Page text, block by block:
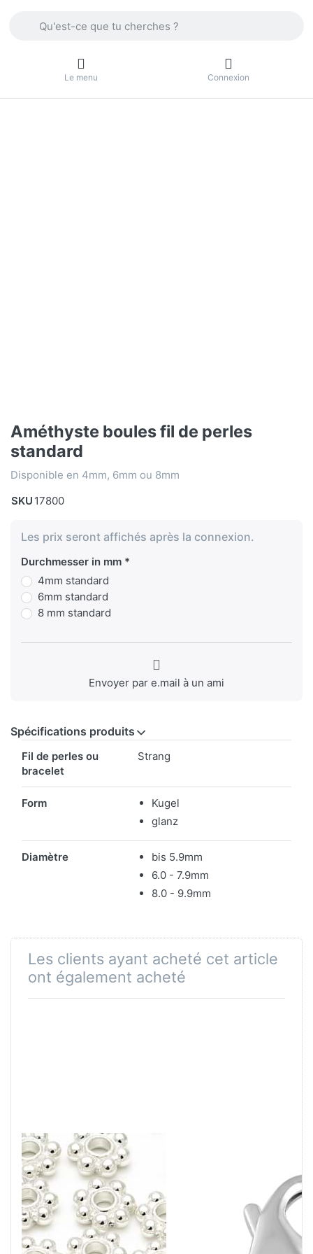
Le menu Connexion
Améthyste boules fil de perles
standard
Disponible en 4mm, 6mm ou 8mm
SKU 17800
Les prix seront affichés après la connexion.
Durchmesser in mm
4mm standard
6mm standard
8 mm standard
Envoyer par e.mail à un ami
Spécifications produits
Fil de perles ou
bracelet
Strang
Form
Kugel
glanz
Diamètre
bis 5.9mm
6.0 - 7.9mm
8.0 - 9.9mm
Les clients ayant acheté cet article
ont également acheté
Daisy-Flower
brillant, argent
925